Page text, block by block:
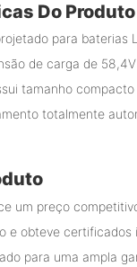
Do Produto
para baterias
de carga de
tamanho
totalmente
um preço
e obteve certificados
para uma ampla